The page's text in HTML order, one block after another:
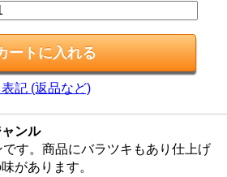
記 (返品など)
ンル
す。商品にバラツキもあり仕上げ
があります。